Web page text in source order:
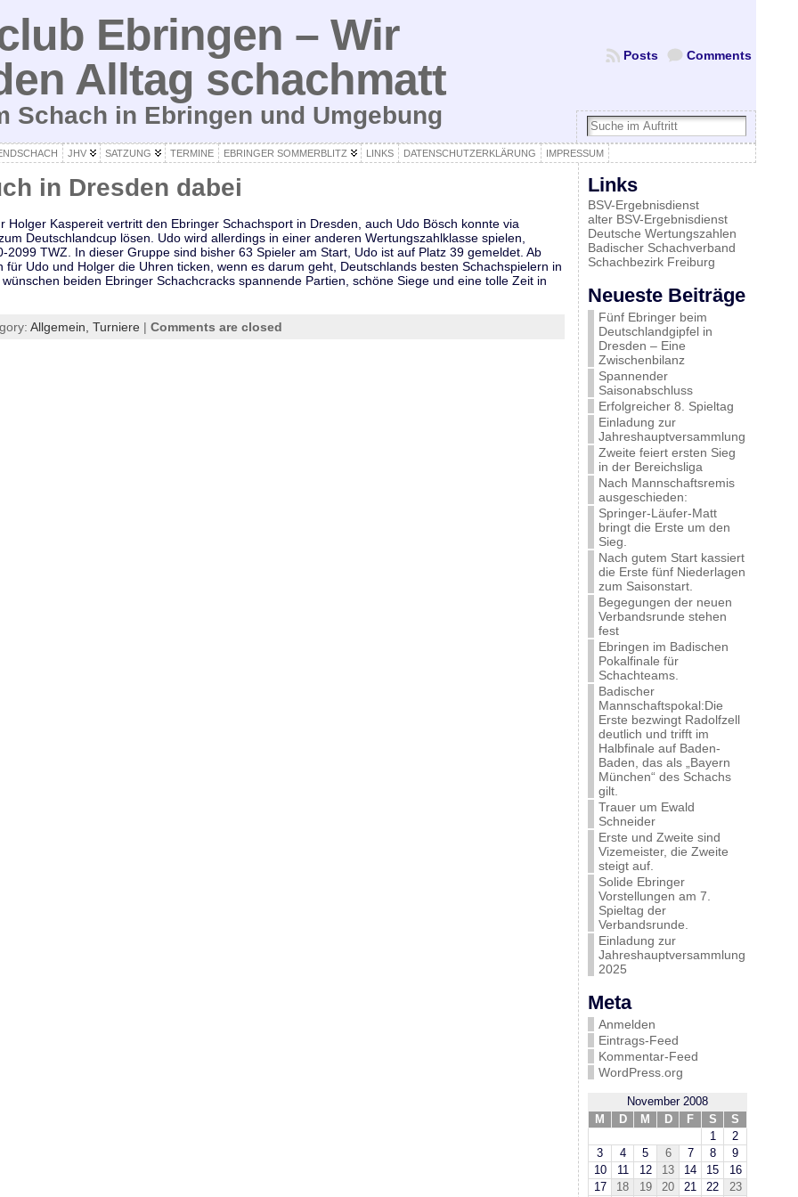
Ebringen – Wir
Alltag schachmatt
Schach in Ebringen und Umgebung
Comments
Posts
JHV SATZUNG TERMINE EBRINGER SOMMERBLITZ LINKS DATENSCHUTZERKLÄRUNG IMPRESSUM
in Dresden dabei
Holger Kaspereit vertritt den Ebringer Schachsport in Dresden, auch Udo Bösch konnte via
Deutschlandcup lösen. Udo wird allerdings in einer anderen Wertungszahlklasse spielen,
2099 TWZ. In dieser Gruppe sind bisher 63 Spieler am Start, Udo ist auf Platz 39 gemeldet. Ab
für Udo und Holger die Uhren ticken, wenn es darum geht, Deutschlands besten Schachspielern in
beiden Ebringer Schachcracks spannende Partien, schöne Siege und eine tolle Zeit in
Allgemein, Turniere | Comments are closed
Links
BSV-Ergebnisdienst
alter BSV-Ergebnisdienst
Deutsche Wertungszahlen
Badischer Schachverband
Schachbezirk Freiburg
Neueste Beiträge
Fünf Ebringer beim
Deutschlandgipfel in
Dresden – Eine
Zwischenbilanz
Spannender
Saisonabschluss
Erfolgreicher 8. Spieltag
Einladung zur
Jahreshauptversammlung
Zweite feiert ersten Sieg
in der Bereichsliga
Nach Mannschaftsremis
ausgeschieden:
Springer-Läufer-Matt
bringt die Erste um den
Sieg.
Nach gutem Start kassiert
die Erste fünf Niederlagen
zum Saisonstart.
Begegungen der neuen
Verbandsrunde stehen
fest
Ebringen im Badischen
Pokalfinale für
Schachteams.
Badischer
Mannschaftspokal:Die
Erste bezwingt Radolfzell
deutlich und trifft im
Halbfinale auf Baden-
Baden, das als „Bayern
München“ des Schachs
gilt.
Trauer um Ewald
Schneider
Erste und Zweite sind
Vizemeister, die Zweite
steigt auf.
Solide Ebringer
Vorstellungen am 7.
Spieltag der
Verbandsrunde.
Einladung zur
Jahreshauptversammlung
2025
Meta
Anmelden
Eintrags-Feed
Kommentar-Feed
WordPress.org
November 2008
M
D M D F S
S
1
2
3
4 5 6 7 8
9
10
11 12 13 14 15
16
17
18 19 20 21 22 23